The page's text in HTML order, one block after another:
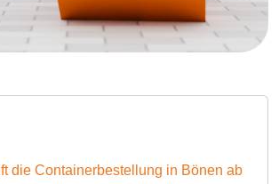
die Containerbestellung in Bönen ab